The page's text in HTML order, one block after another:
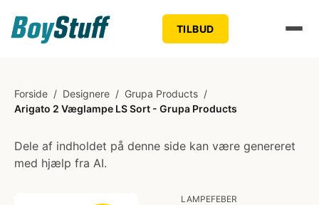
TILBUD
Forside / Designere / Grupa Products /
Arigato 2 Væglampe LS Sort - Grupa Products
Dele af indholdet på denne side kan være genereret
med hjælp fra AI.
LAMPEFEBER